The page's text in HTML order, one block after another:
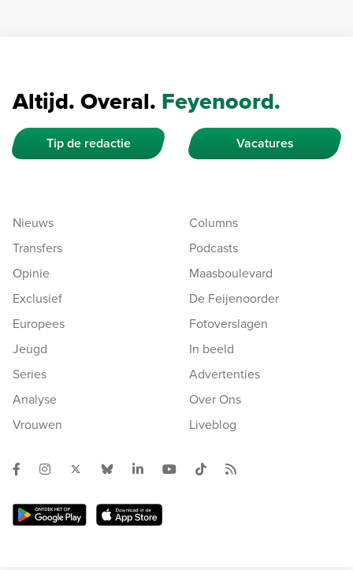
Altijd. Overal. Feyenoord.
Tip de redactie Vacatures
Nieuws
Transfers
Opinie
Exclusief
Europees
Jeugd
Series
Analyse
Vrouwen
Columns
Podcasts
Maasboulevard
De Feijenoorder
Fotoverslagen
In beeld
Advertenties
Over Ons
Liveblog